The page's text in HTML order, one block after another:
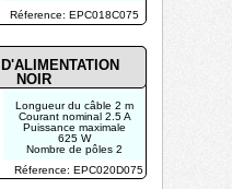
NOIR
Longueur du câble 2 m
Courant nominal 2.5 A
Puissance maximale
625 W
Nombre de pôles 2
Réference: EPC020D075
575 W
Type de câble
Réference: EPC018C075